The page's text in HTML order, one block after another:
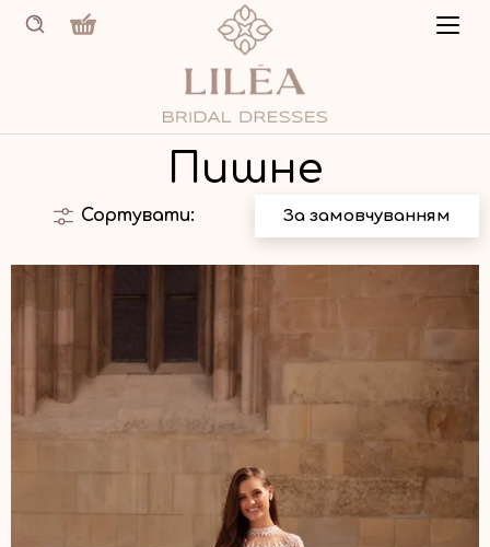
Пишне
Сортувати: За замовчуванням